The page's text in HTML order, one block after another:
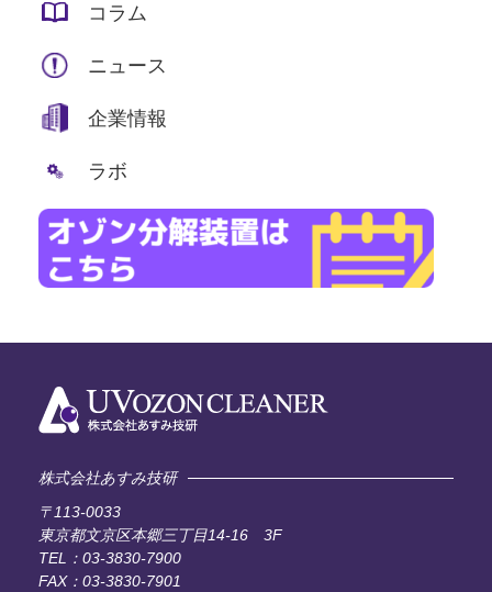
コラム
ニュース
企業情報
ラボ
株式会社あすみ技研
〒113-0033
東京都文京区本郷三丁目14-16 3F
TEL：03-3830-7900
FAX：03-3830-7901